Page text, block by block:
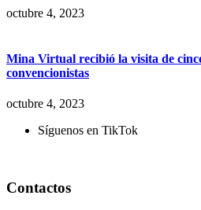
octubre 4, 2023
Mina Virtual recibió la visita de
convencionistas
octubre 4, 2023
Síguenos en TikTok
Contactos